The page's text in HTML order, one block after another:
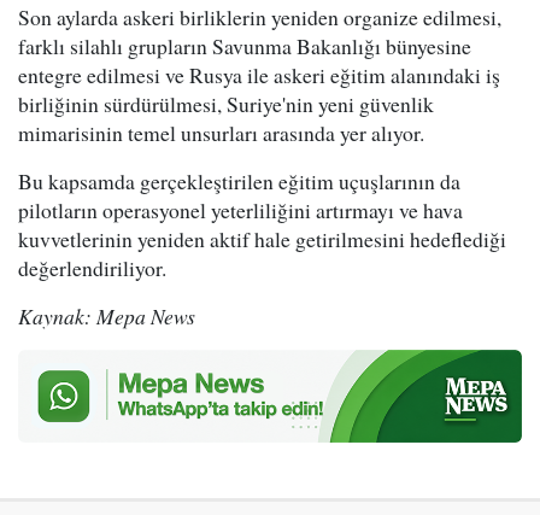
Son aylarda askeri birliklerin yeniden organize edilmesi,
farklı silahlı grupların Savunma Bakanlığı bünyesine
entegre edilmesi ve Rusya ile askeri eğitim alanındaki iş
birliğinin sürdürülmesi, Suriye'nin yeni güvenlik
mimarisinin temel unsurları arasında yer alıyor.
Bu kapsamda gerçekleştirilen eğitim uçuşlarının da
pilotların operasyonel yeterliliğini artırmayı ve hava
kuvvetlerinin yeniden aktif hale getirilmesini hedeflediği
değerlendiriliyor.
Kaynak: Mepa News